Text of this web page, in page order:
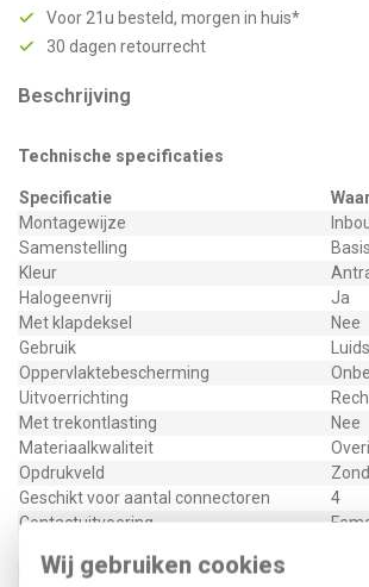
Wij gebruiken cookies
Voor 21u besteld, morgen in huis*
30 dagen retourrecht
Beschrijving
Technische specificaties
Specificatie
Montagewijze
Samenstelling
Kleur
Halogeenvrij
Ja
Met klapdeksel
Nee
Gebruik
Oppervlaktebescherming
Uitvoerrichting
Met trekontlasting
Nee
Materiaalkwaliteit
Opdrukveld
Geschikt voor aantal connectoren
4
Contactuitvoering
Bevestigingswijze